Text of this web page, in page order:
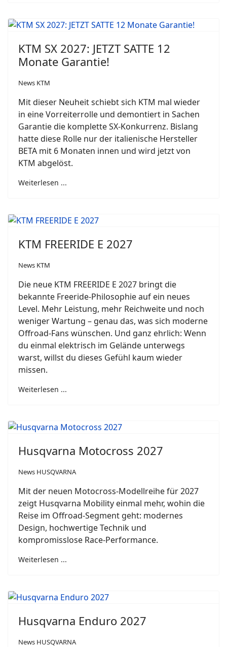
KTM SX 2027: JETZT SATTE 12
Monate Garantie!
News KTM
Mit dieser Neuheit schiebt sich KTM mal wieder
in eine Vorreiterrolle und demontiert in Sachen
Garantie die komplette SX-Konkurrenz. Bislang
hatte diese Rolle nur der italienische Hersteller
BETA mit 6 Monaten innen und wird jetzt von
KTM abgelöst.
Weiterlesen ...
KTM FREERIDE E 2027
News KTM
Die neue KTM FREERIDE E 2027 bringt die
bekannte Freeride-Philosophie auf ein neues
Level. Mehr Leistung, mehr Reichweite und noch
weniger Wartung – genau das, was sich moderne
Offroad-Fans wünschen. Und ganz ehrlich: Wenn
du einmal elektrisch im Gelände unterwegs
warst, willst du dieses Gefühl kaum wieder
missen.
Weiterlesen ...
Husqvarna Motocross 2027
News HUSQVARNA
Mit der neuen Motocross-Modellreihe für 2027
zeigt Husqvarna Mobility einmal mehr, wohin die
Reise im Offroad-Segment geht: modernes
Design, hochwertige Technik und
kompromisslose Race-Performance.
Weiterlesen ...
Husqvarna Enduro 2027
News HUSQVARNA